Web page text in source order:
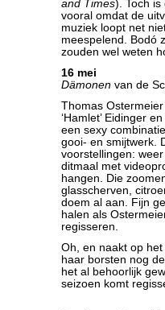
and Times). Toch is
vooral omdat de
muziek loopt net
meespelend. Bodó
zouden wel weten
16 mei
Dämonen van de
Thomas
‘Hamlet’ Eidinger
een sexy
gooi- en smijtwerk.
voorstellingen:
ditmaal met
hangen. Die
glasscherven,
doem al aan. Fijn
halen als
regisseren.
Oh, en naakt op
haar borsten nog
het al behoorlijk
seizoen komt